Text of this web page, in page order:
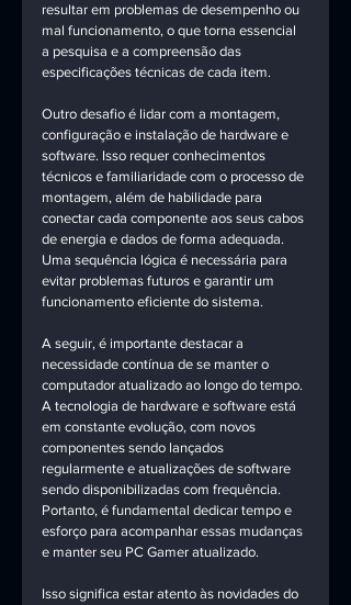
resultar em problemas de desempenho ou
mal funcionamento, o que torna essencial
a pesquisa e a compreensão das
especificações técnicas de cada item.
Outro desafio é lidar com a montagem,
configuração e instalação de hardware e
software. Isso requer conhecimentos
técnicos e familiaridade com o processo de
montagem, além de habilidade para
conectar cada componente aos seus cabos
de energia e dados de forma adequada.
Uma sequência lógica é necessária para
evitar problemas futuros e garantir um
funcionamento eficiente do sistema.
A seguir, é importante destacar a
necessidade contínua de se manter o
computador atualizado ao longo do tempo.
A tecnologia de hardware e software está
em constante evolução, com novos
componentes sendo lançados
regularmente e atualizações de software
sendo disponibilizadas com frequência.
Portanto, é fundamental dedicar tempo e
esforço para acompanhar essas mudanças
e manter seu PC Gamer atualizado.
Isso significa estar atento às novidades do